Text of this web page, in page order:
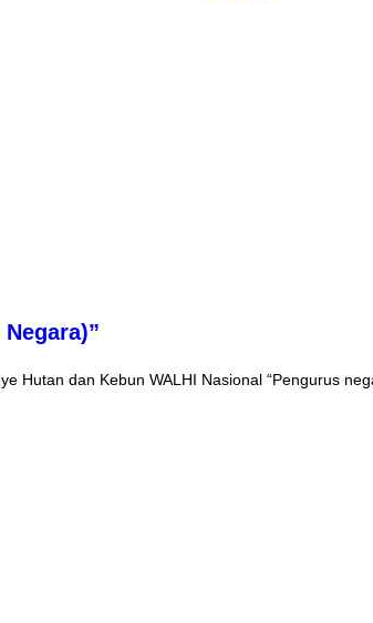
Hutan dan Kebun WALHI Nasional “Pengurus